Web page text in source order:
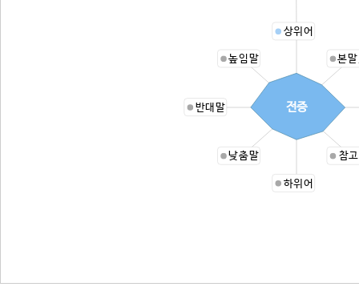
상위어
본
참
하위어
낮춤말
반대말
높임말
전증